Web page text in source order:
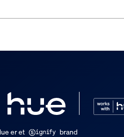
er et brand